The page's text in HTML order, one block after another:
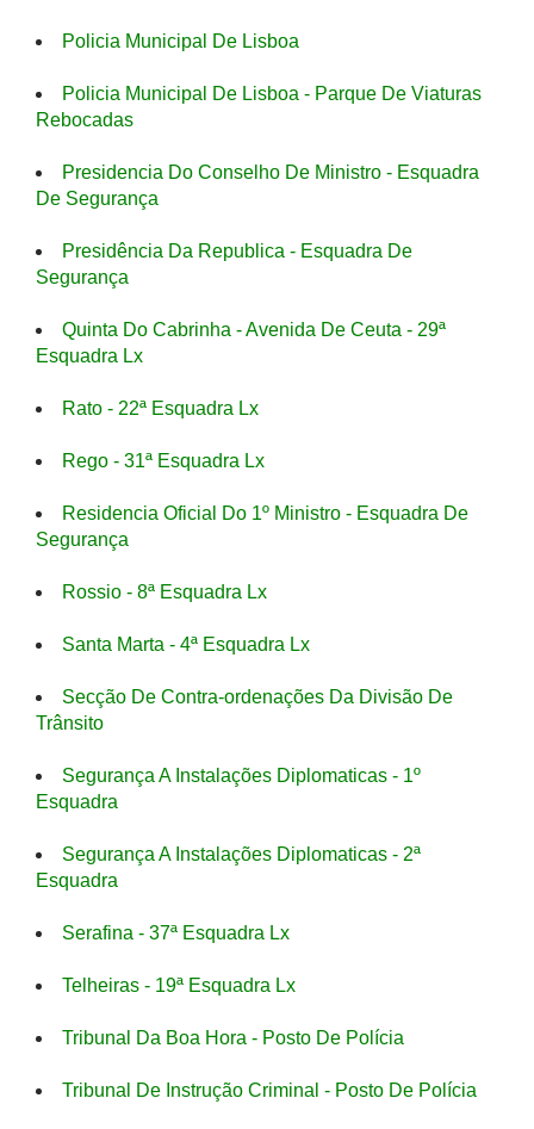
Policia Municipal De Lisboa
Policia Municipal De Lisboa - Parque De Viaturas
Rebocadas
Presidencia Do Conselho De Ministro - Esquadra
De Segurança
Presidência Da Republica - Esquadra De
Segurança
Quinta Do Cabrinha - Avenida De Ceuta - 29ª
Esquadra Lx
Rato - 22ª Esquadra Lx
Rego - 31ª Esquadra Lx
Residencia Oficial Do 1º Ministro - Esquadra De
Segurança
Rossio - 8ª Esquadra Lx
Santa Marta - 4ª Esquadra Lx
Secção De Contra-ordenações Da Divisão De
Trânsito
Segurança A Instalações Diplomaticas - 1º
Esquadra
Segurança A Instalações Diplomaticas - 2ª
Esquadra
Serafina - 37ª Esquadra Lx
Telheiras - 19ª Esquadra Lx
Tribunal Da Boa Hora - Posto De Polícia
Tribunal De Instrução Criminal - Posto De Polícia